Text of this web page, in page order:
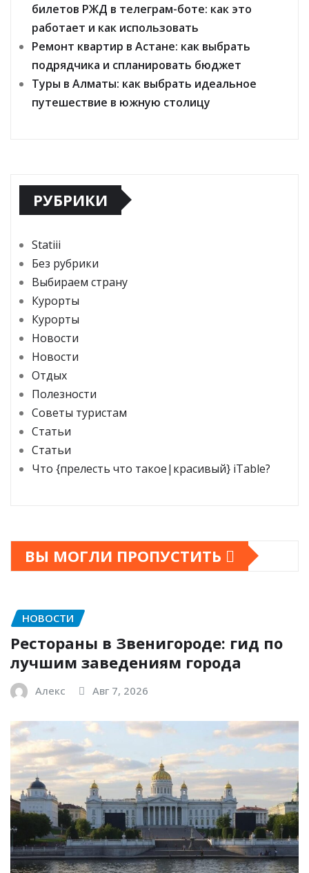
билетов РЖД в телеграм-боте: как это
работает и как использовать
Ремонт квартир в Астане: как выбрать
подрядчика и спланировать бюджет
Туры в Алматы: как выбрать идеальное
путешествие в южную столицу
РУБРИКИ
Statiii
Без рубрики
Выбираем страну
Курорты
Курорты
Новости
Новости
Отдых
Полезности
Советы туристам
Статьи
Статьи
Что {прелесть что такое|красивый} iTable?
ВЫ МОГЛИ ПРОПУСТИТЬ
НОВОСТИ
Рестораны в Звенигороде: гид по
лучшим заведениям города
Алекс Авг 7, 2026